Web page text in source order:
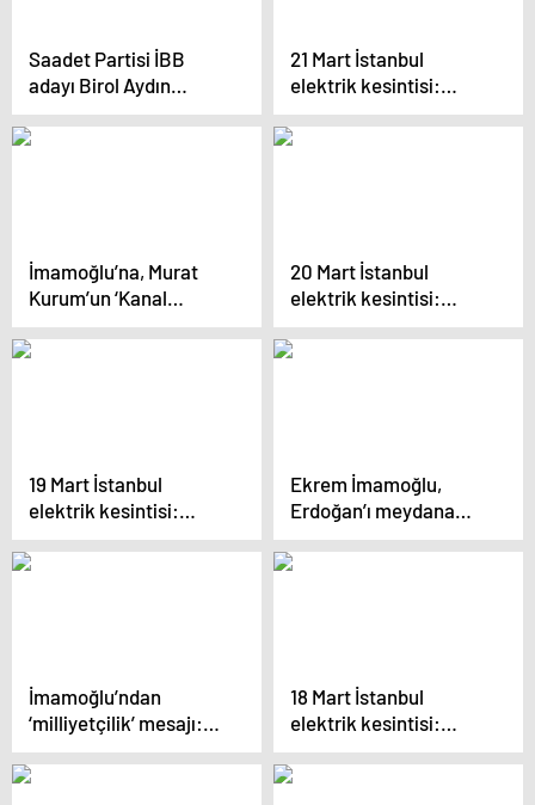
Saadet Partisi İBB
adayı Birol Aydın
‘pembe metrobüs’ü
savundu: ‘Bu da geçici
21 Mart İstanbul
elektrik kesintisi:
İstanbul ilçelerinde
elektrikler ne zaman
İmamoğlu’na, Murat
Kurum’un ‘Kanal
İstanbul’ sorusuna
yanıtı soruldu: ‘O
20 Mart İstanbul
elektrik kesintisi:
İstanbul ilçelerinde
elektrikler ne zaman
19 Mart İstanbul
elektrik kesintisi:
İstanbul ilçelerinde
elektrikler ne zaman
Ekrem İmamoğlu,
Erdoğan’ı meydana
davet etti: ‘Bekliyoruz
vallahi, gel’
İmamoğlu’ndan
‘milliyetçilik’ mesajı:
‘Suyunu, havasını
koruyan en büyük
18 Mart İstanbul
elektrik kesintisi:
İstanbul ilçelerinde
elektrikler ne zaman